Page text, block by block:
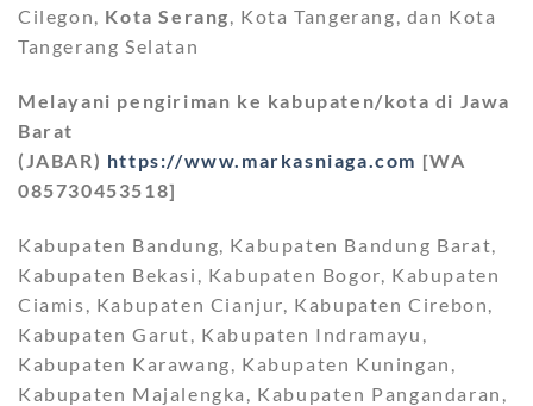
Cilegon, Kota Serang, Kota Tangerang, dan Kota
Tangerang Selatan
Melayani pengiriman ke kabupaten/kota di Jawa
Barat
(JABAR) https://www.markasniaga.com [WA
085730453518]
Kabupaten Bandung, Kabupaten Bandung Barat,
Kabupaten Bekasi, Kabupaten Bogor, Kabupaten
Ciamis, Kabupaten Cianjur, Kabupaten Cirebon,
Kabupaten Garut, Kabupaten Indramayu,
Kabupaten Karawang, Kabupaten Kuningan,
Kabupaten Majalengka, Kabupaten Pangandaran,